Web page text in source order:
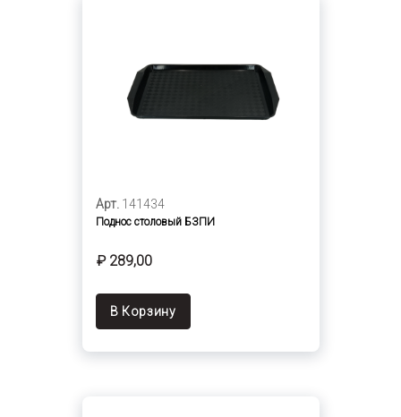
Арт. 141434
Поднос столовый БЗПИ
₽ 289,00
В Корзину